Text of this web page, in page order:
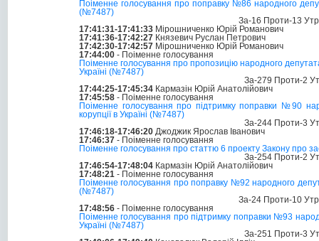
Поіменне голосування про поправку №86 народного
(№7487)
За-16 Проти-13
17:41:31-17:41:33 Мірошниченко Юрій Романович
17:41:36-17:42:27 Князевич Руслан Петрович
17:42:30-17:42:57 Мірошниченко Юрій Романович
17:44:00 - Поіменне голосування
Поіменне голосування про пропозицію народного
Україні (№7487)
За-279 Проти-2
17:44:25-17:45:34 Кармазін Юрій Анатолійович
17:45:58 - Поіменне голосування
Поіменне голосування про підтримку поправки №90
корупції в Україні (№7487)
За-244 Проти-3
17:46:18-17:46:20 Джоджик Ярослав Іванович
17:46:37 - Поіменне голосування
Поіменне голосування про статтю 6 проекту Закону про
За-254 Проти-2
17:46:54-17:48:04 Кармазін Юрій Анатолійович
17:48:21 - Поіменне голосування
Поіменне голосування про поправку №92 народного
(№7487)
За-24 Проти-10
17:48:56 - Поіменне голосування
Поіменне голосування про підтримку поправки №93
Україні (№7487)
За-251 Проти-3